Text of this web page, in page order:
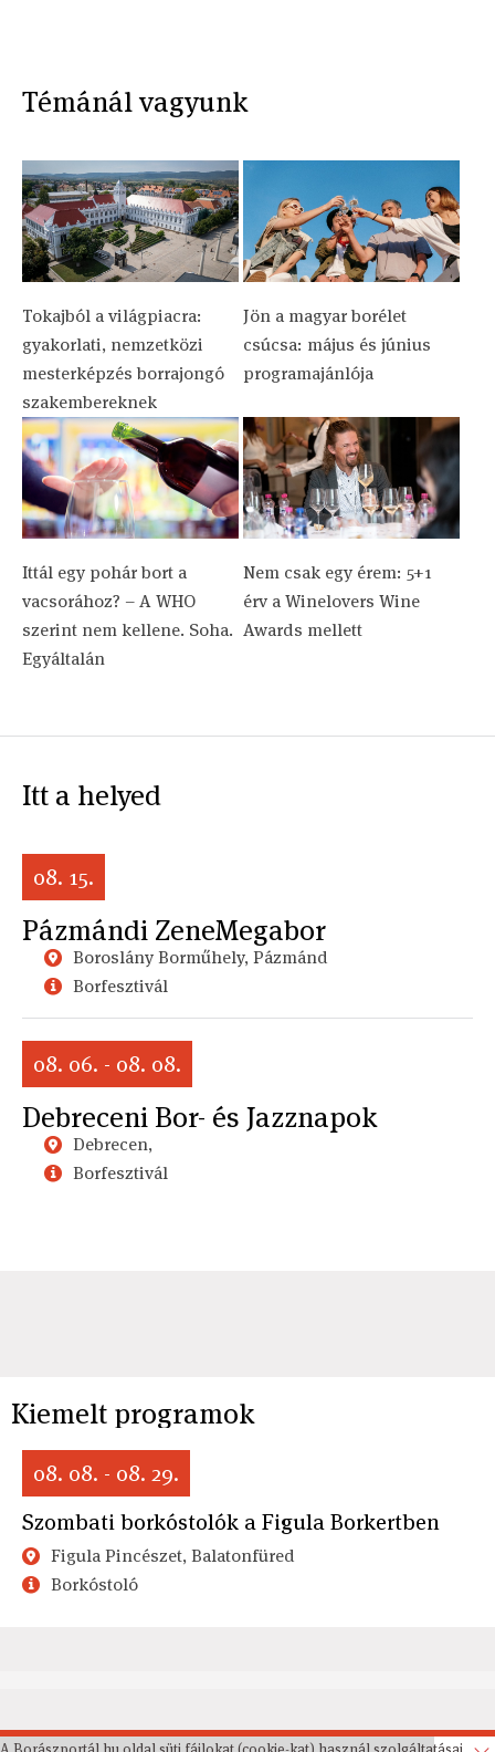
Témánál vagyunk
Tokajból a világpiacra:
gyakorlati, nemzetközi
mesterképzés borrajongó
szakembereknek
Jön a magyar borélet
csúcsa: május és június
programajánlója
Ittál egy pohár bort a
vacsorához? – A WHO
szerint nem kellene. Soha.
Egyáltalán
Nem csak egy érem: 5+1
érv a Winelovers Wine
Awards mellett
Itt a helyed
08. 15.
Pázmándi ZeneMegabor
Boroslány Borműhely, Pázmánd
Borfesztivál
08. 06. - 08. 08.
Debreceni Bor- és Jazznapok
Debrecen,
Borfesztivál
Kiemelt programok
08. 08. - 08. 29.
Szombati borkóstolók a Figula Borkertben
Figula Pincészet, Balatonfüred
Borkóstoló